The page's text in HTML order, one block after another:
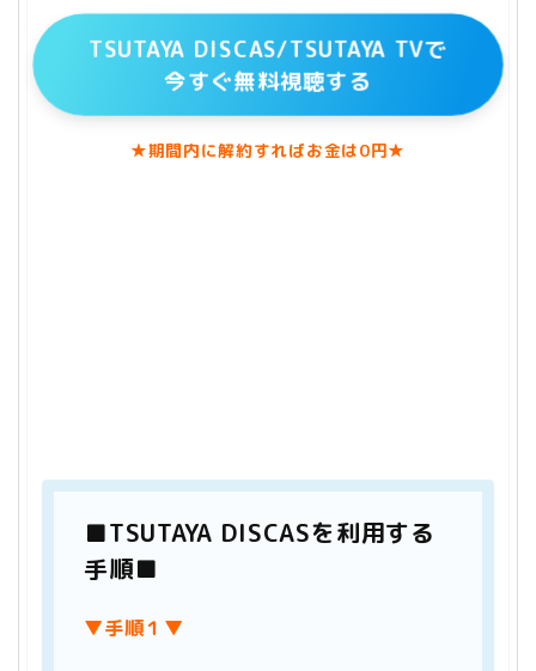
TSUTAYA DISCAS/TSUTAYA TVで
今すぐ無料視聴する
★期間内に解約すればお金は0円★
■TSUTAYA DISCASを利用する
手順■
▼手順１▼